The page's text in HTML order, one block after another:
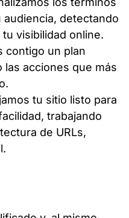
detectando
visibilidad online.
contigo un plan
acciones que más
tu sitio listo para
trabajando
de URLs,